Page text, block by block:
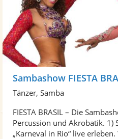
Sambashow FIESTA
Tänzer, Samba
FIESTA BRASIL – Die
Percussion und Akrobatik. 1)
„Karneval in Rio“ live erleben.